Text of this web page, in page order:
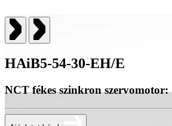
HAiB5-54-30-EH/E
NCT fékes szinkron szervomotor: